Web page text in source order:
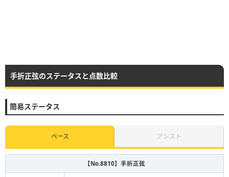
手折正弦のステータスと点数比較
簡易ステータス
ベース アシスト
【No.8810】 手折正弦